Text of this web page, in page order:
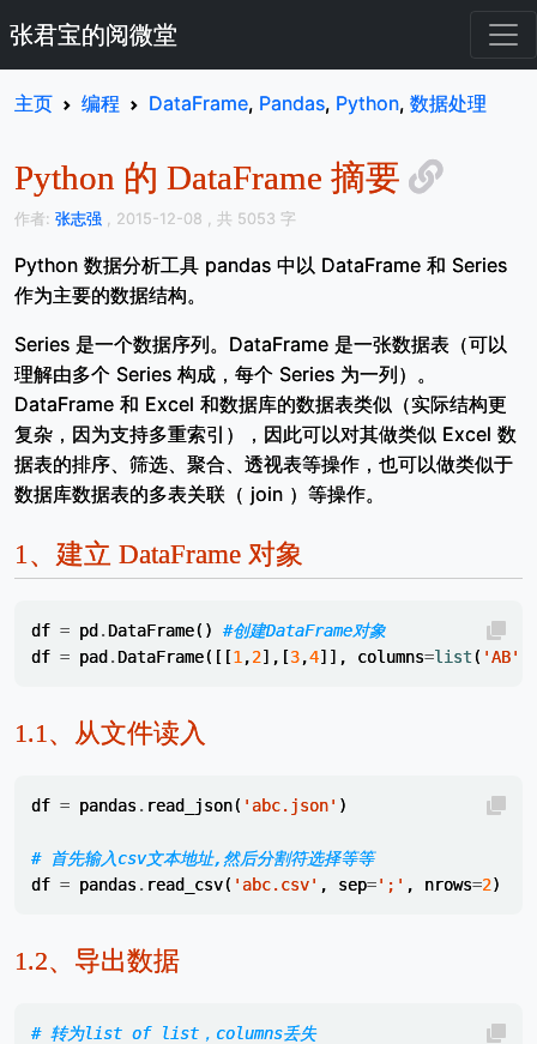
张君宝的阅微堂
主页 编程 DataFrame, Pandas, Python, 数据处理
Python 的 DataFrame 摘要
作者: 张志强 , 2015-12-08 , 共 5053 字
Python 数据分析工具 pandas 中以 DataFrame 和 Series
作为主要的数据结构。
Series 是一个数据序列。DataFrame 是一张数据表（可以
理解由多个 Series 构成，每个 Series 为一列）。
DataFrame 和 Excel 和数据库的数据表类似（实际结构更
复杂，因为支持多重索引），因此可以对其做类似 Excel 数
据表的排序、筛选、聚合、透视表等操作，也可以做类似于
数据库数据表的多表关联（ join ）等操作。
1、 建立 DataFrame 对象
df = pd .DataFrame()
#创建DataFrame对象
df = pad .DataFrame([[1 ,2],[3,4]], columns=list( 'AB'
1.1、 从文件读入
df = pandas . read_json( 'abc.json' )
# 首先输入csv文本地址,然后分割符选择等等
df = pandas . read_csv( 'abc.csv' , sep=';' , nrows=2)
1.2、 导出数据
# 转为list of list，columns丢失